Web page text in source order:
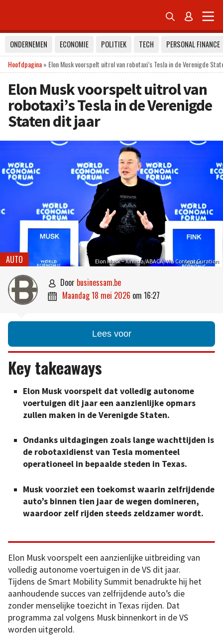
 
ONDERNEMEN ECONOMIE POLITIEK TECH
PERSONAL FINANCE
Hoofdpagina» Elon Musk voorspelt uitrol van robotaxi’s Tesla in de Verenigde
Elon Musk voorspelt uitrol van
robotaxi’s Tesla in de Verenigde
Staten dit jaar
Elon Musk – Xinhua/ABACA/ Via Content Curation
AUTO
 door businessam.be
 maandag 18 mei 2026 om 16:27
Lees voor
Key takeaways
Elon Musk voorspelt dat volledig autonome
voertuigen dit jaar een aanzienlijke opmars
zullen maken in de Verenigde Staten.
Ondanks uitdagingen zoals lange wachttijden is
de robotaxidienst van Tesla momenteel
operationeel in bepaalde steden in Texas.
Musk voorziet een toekomst waarin zelfrijdende
auto’s binnen tien jaar de wegen domineren,
waardoor zelf rijden steeds zeldzamer wordt.
Elon Musk voorspelt een aanzienlijke uitbreiding van
volledig autonome voertuigen in de VS dit jaar.
Tijdens de Smart Mobility Summit benadrukte hij het
aanhoudende succes van zelfrijdende auto’s die
zonder menselijke toezicht in Texas rijden. Dat
programma zal volgens Musk binnenkort in de VS
worden uitgerold.